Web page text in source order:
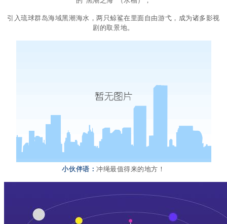
引入琉球群岛海域黑潮海水，两只鲸鲨在里面自由游弋，成为诸多影视
剧的取景地。
小伙伴语：冲绳最值得来的地方！